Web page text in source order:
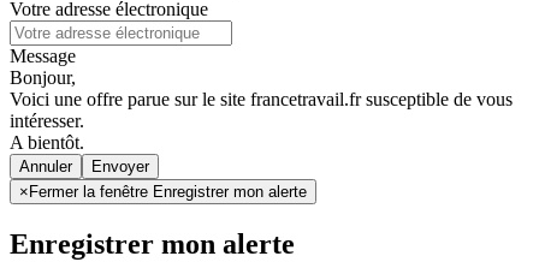
Votre adresse électronique
Message
Bonjour,
Voici une offre parue sur le site francetravail.fr susceptible de vous
intéresser.
A bientôt.
Annuler
× Fermer la fenêtre Enregistrer mon alerte
Enregistrer mon alerte